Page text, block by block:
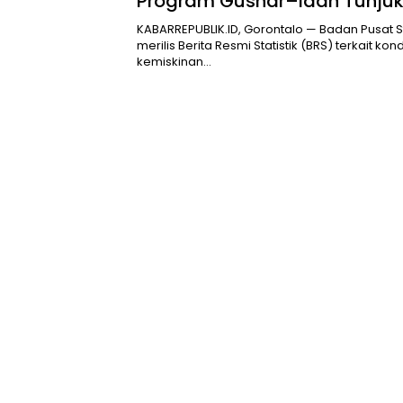
Dampak Awal
KABARREPUBLIK.ID, Gorontalo — Badan Pusat
merilis Berita Resmi Statistik (BRS) terkait
kemiskinan…